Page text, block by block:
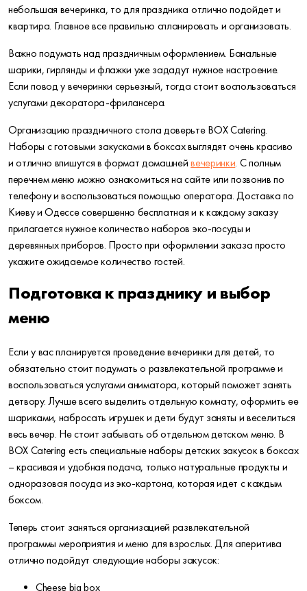
небольшая вечеринка, то для праздника отлично подойдет и
квартира. Главное все правильно спланировать и организовать.
Важно подумать над праздничным оформлением. Банальные
шарики, гирлянды и флажки уже зададут нужное настроение.
Если повод у вечеринки серьезный, тогда стоит воспользоваться
услугами декоратора-фрилансера.
Организацию праздничного стола доверьте BOX Catering.
Наборы с готовыми закусками в боксах выглядят очень красиво
и отлично впишутся в формат домашнейвечеринки . С полным
перечнем меню можно ознакомиться на сайте или позвонив по
телефону и воспользоваться помощью оператора. Доставка по
Киеву и Одессе совершенно бесплатная и к каждому заказу
прилагается нужное количество наборов эко-посуды и
деревянных приборов. Просто при оформлении заказа просто
укажите ожидаемое количество гостей.
Подготовка к празднику и выбор
меню
Если у вас планируется проведение вечеринки для детей, то
обязательно стоит подумать о развлекательной программе и
воспользоваться услугами аниматора, который поможет занять
детвору. Лучше всего выделить отдельную комнату, оформить ее
шариками, набросать игрушек и дети будут заняты и веселиться
весь вечер. Не стоит забывать об отдельном детском меню. В
BOX Catering есть специальные наборы детских закусок в боксах
– красивая и удобная подача, только натуральные продукты и
одноразовая посуда из эко-картона, которая идет с каждым
боксом.
Теперь стоит заняться организацией развлекательной
программы мероприятия и меню для взрослых. Для аперитива
отлично подойдут следующие наборы закусок:
Cheese big box